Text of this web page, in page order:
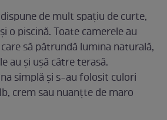
de mult spațiu de curte,
o piscină. Toate camerele au
să pătrundă lumina naturală,
au și ușă către terasă.
simplă și s-au folosit culori
crem sau nuanțte de maro